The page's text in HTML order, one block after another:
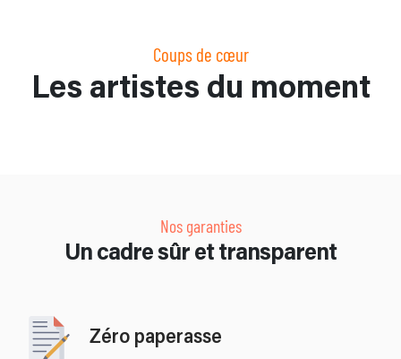
Coups de cœur
Les artistes du moment
Nos garanties
Un cadre sûr et transparent
Zéro paperasse